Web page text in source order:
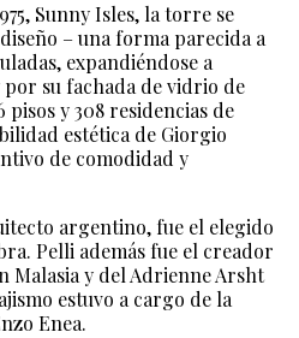
Sunny Isles, la torre se
– una forma parecida a
expandiéndose a
por su fachada de vidrio de
y 308 residencias de
estética de Giorgio
de comodidad y
argentino, fue el elegido
Pelli además fue el creador
Malasia y del Adrienne Arsht
estuvo a cargo de la
Enea.